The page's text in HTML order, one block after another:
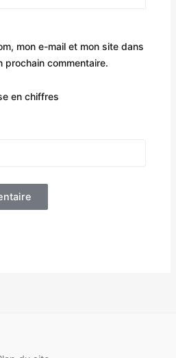
mon e-mail et mon site dans
prochain commentaire.
en chiffres